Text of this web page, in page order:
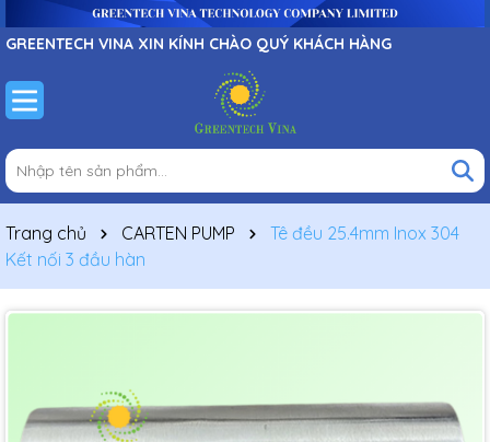
GREENTECH VINA XIN KÍNH CHÀO QUÝ KHÁCH HÀNG
Trang chủ CARTEN PUMP
Tê đều 25.4mm Inox 304
Kết nối 3 đầu hàn